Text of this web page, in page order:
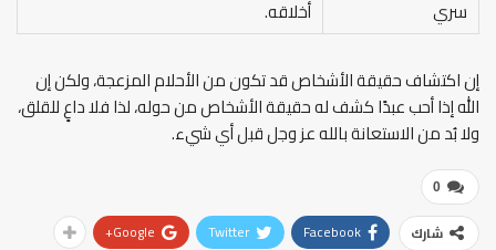
سري
أخلاقه.
إن اكتشاف حقيقة الأشخاص قد تكون من الأحلام المزعجة، ولكن إن
الله إذا أحب عبدًا كشف له حقيقة الأشخاص من حوله، لذا فلا داعٍ للقلق،
ولا بُد من الاستعانة بالله عز وجل قبل أي شيء.
0
شارك Facebook
Twitter
Google+